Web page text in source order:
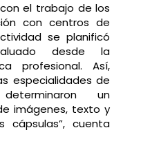
el trabajo de los
con centros de
se planificó
desde la
profesional. Así,
especialidades de
un
imágenes, texto y
cápsulas”, cuenta